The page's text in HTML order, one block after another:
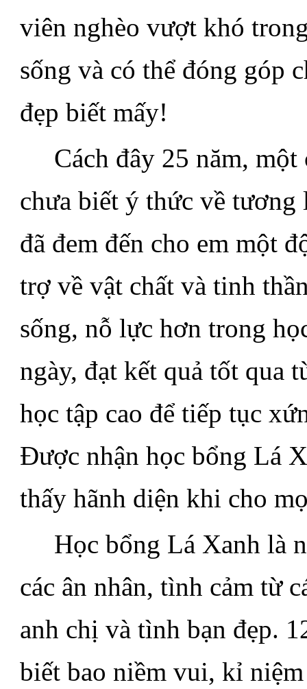
viên nghèo vượt khó
sống và có thể đóng góp
đẹp biết mấy!
Cách đây 25 năm,
chưa biết ý thức về
đã đem đến cho em một
trợ về vật chất và tinh
sống, nỗ lực hơn trong
ngày, đạt kết quả tốt qua
học tập cao để tiếp tục
Được nhận học bổng Lá
thấy hãnh diện khi cho
Học bổng Lá Xanh là
các ân nhân, tình cảm từ
anh chị và tình bạn đẹp.
biết bao niềm vui, kỉ